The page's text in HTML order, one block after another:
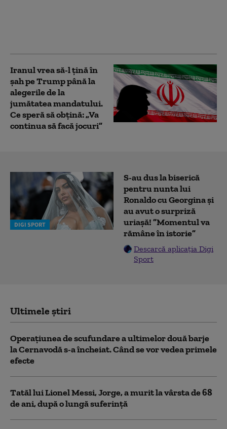
Iranul vrea să-l țină în
șah pe Trump până la
alegerile de la
jumătatea mandatului.
Ce speră să obțină: „Va
continua să facă jocuri”
DIGI SPORT
S-au dus la biserică
pentru nunta lui
Ronaldo cu Georgina și
au avut o surpriză
uriașă! ”Momentul va
rămâne în istorie”
Descarcă aplicația Digi
Sport
Ultimele știri
Operațiunea de scufundare a ultimelor două barje
la Cernavodă s-a încheiat. Când se vor vedea primele
efecte
Tatăl lui Lionel Messi, Jorge, a murit la vârsta de 68
de ani, după o lungă suferință